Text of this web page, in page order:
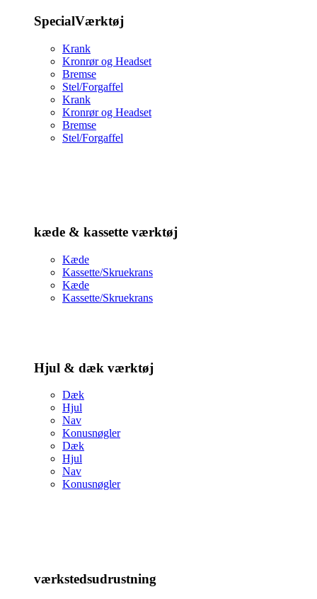
SpecialVærktøj
Krank
Kronrør og Headset
Bremse
Stel/Forgaffel
Krank
Kronrør og Headset
Bremse
Stel/Forgaffel
kæde & kassette værktøj
Kæde
Kassette/Skruekrans
Kæde
Kassette/Skruekrans
Hjul & dæk værktøj
Dæk
Hjul
Nav
Konusnøgler
Dæk
Hjul
Nav
Konusnøgler
værkstedsudrustning